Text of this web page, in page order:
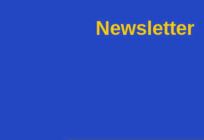
Newsletter